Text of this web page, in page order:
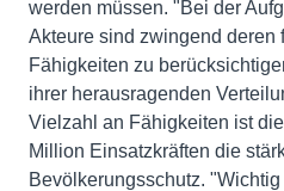
werden müssen. "Bei der
Akteure sind zwingend deren
Fähigkeiten zu
ihrer herausragenden
Vielzahl an Fähigkeiten ist
Million Einsatzkräften die
Bevölkerungsschutz.